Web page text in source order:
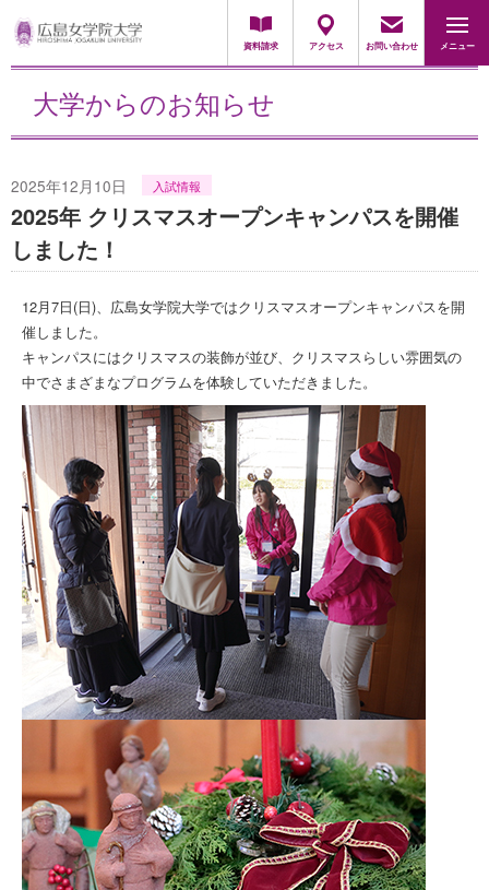
資料請求 アクセス お問い合わせ メニュー
採用担当の方
大学からのお知らせ
2025年12月10日 入試情報
2025年 クリスマスオープンキャンパスを開催
しました！
12月7日(日)、広島女学院大学ではクリスマスオープンキャンパスを開
催しました。
キャンパスにはクリスマスの装飾が並び、クリスマスらしい雰囲気の
中でさまざまなプログラムを体験していただきました。